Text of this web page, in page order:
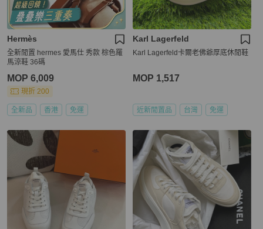
Hermès
全新閒置 hermes 愛馬仕 秀款 棕色羅
馬涼鞋 36碼
MOP 6,009
現折 200
全新品 香港 免運
Karl Lagerfeld
Karl Lagerfeld卡爾老佛爺厚底休閒鞋
MOP 1,517
近新閒置品 台灣 免運